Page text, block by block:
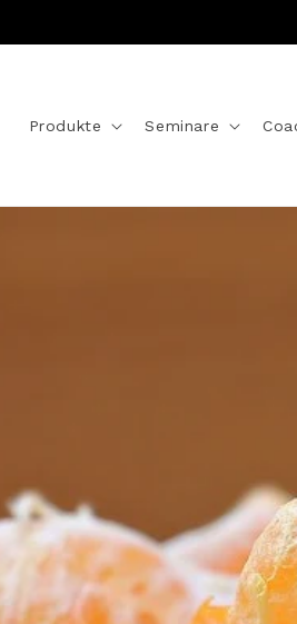
Produkte Seminare